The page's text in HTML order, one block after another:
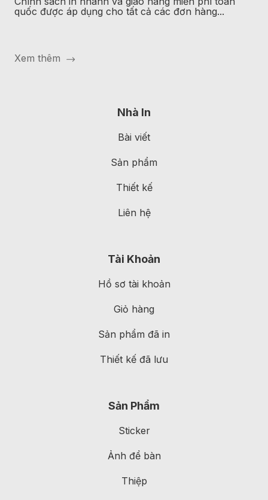
quốc được áp dụng cho tất cả các đơn hàng...
Xem thêm
Nhà In
Bài viết
Sản phẩm
Thiết kế
Liên hệ
Tài Khoản
Hồ sơ tài khoản
Giỏ hàng
Sản phẩm đã in
Thiết kế đã lưu
Sản Phẩm
Sticker
Ảnh để bàn
Thiệp